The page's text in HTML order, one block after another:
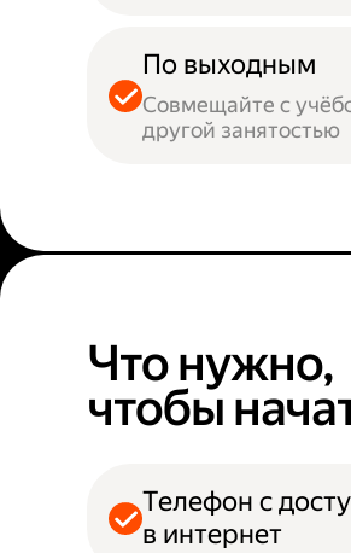
По выходным
Совмещайте с
другой занятостью
Что нужно,
чтобы
Телефон с
в интернет